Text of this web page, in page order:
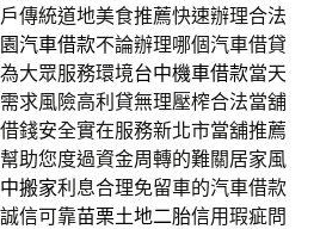
傳統道地美食推薦快速辦理合法
汽車借款不論辦理哪個汽車借貸
大眾服務環境台中機車借款當天
求風險高利貸無理壓榨合法當舖
錢安全實在服務新北市當舖推薦
幫助您度過資金周轉的難關居家風
搬家利息合理免留車的汽車借款
信可靠苗栗土地二胎信用瑕疵問